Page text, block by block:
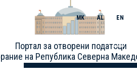
Портал за отворени податоци
на Република Северна
MK AL EN
Toggle